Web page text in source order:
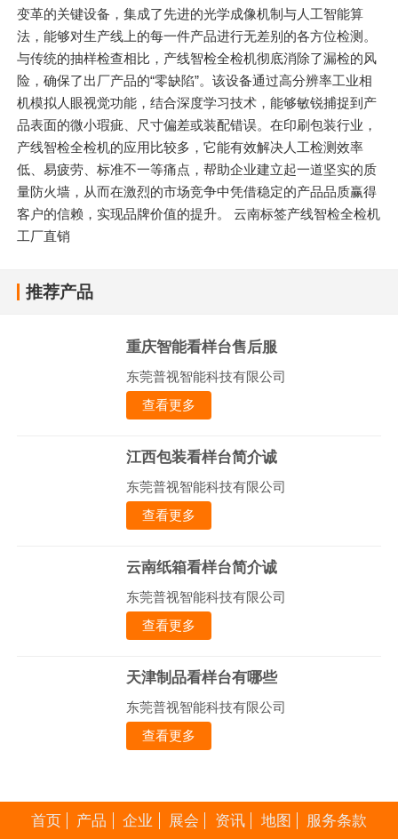
变革的关键设备，集成了先进的光学成像机制与人工智能算
法，能够对生产线上的每一件产品进行无差别的各方位检测。
与传统的抽样检查相比，产线智检全检机彻底消除了漏检的风
险，确保了出厂产品的“零缺陷”。该设备通过高分辨率工业相
机模拟人眼视觉功能，结合深度学习技术，能够敏锐捕捉到产
品表面的微小瑕疵、尺寸偏差或装配错误。在印刷包装行业，
产线智检全检机的应用比较多，它能有效解决人工检测效率
低、易疲劳、标准不一等痛点，帮助企业建立起一道坚实的质
量防火墙，从而在激烈的市场竞争中凭借稳定的产品品质赢得
客户的信赖，实现品牌价值的提升。 云南标签产线智检全检机
工厂直销
推荐产品
重庆智能看样台售后服
东莞普视智能科技有限公司
查看更多
江西包装看样台简介诚
东莞普视智能科技有限公司
查看更多
云南纸箱看样台简介诚
东莞普视智能科技有限公司
查看更多
天津制品看样台有哪些
东莞普视智能科技有限公司
查看更多
首页 产品 企业 展会 资讯 地图 服务条款